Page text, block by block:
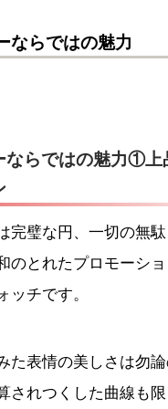
ならではの魅力
ならではの魅力①上
完璧な円、一切の無
のとれたプロモーシ
チです。
た表情の美しさは勿
されつくした曲線も